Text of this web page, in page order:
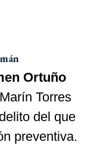
Ortuño
Torres
del que
preventiva.